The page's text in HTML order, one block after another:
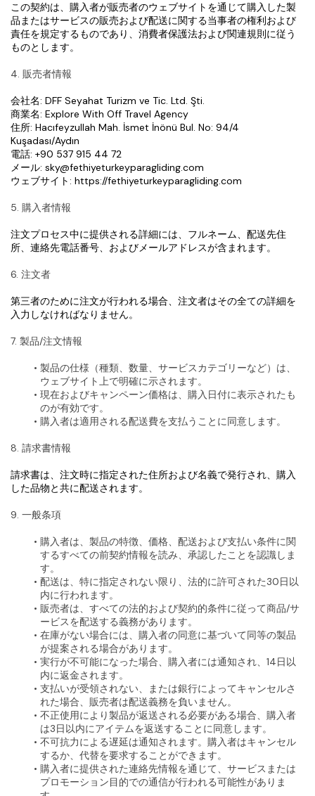
この契約は、購入者が販売者のウェブサイトを通じて購入した製
品またはサービスの販売および配送に関する当事者の権利および
責任を規定するものであり、消費者保護法および関連規則に従う
ものとします。
4. 販売者情報
会社名: DFF Seyahat Turizm ve Tic. Ltd. Şti.
商業名: Explore With Off Travel Agency
住所: Hacıfeyzullah Mah. İsmet İnönü Bul. No: 94/4
Kuşadası/Aydın
電話: +90 537 915 44 72
メール: sky@fethiyeturkeyparagliding.com
ウェブサイト: https://fethiyeturkeyparagliding.com
5. 購入者情報
注文プロセス中に提供される詳細には、フルネーム、配送先住
所、連絡先電話番号、およびメールアドレスが含まれます。
6. 注文者
第三者のために注文が行われる場合、注文者はその全ての詳細を
入力しなければなりません。
7. 製品/注文情報
製品の仕様（種類、数量、サービスカテゴリーなど）は、
ウェブサイト上で明確に示されます。
現在およびキャンペーン価格は、購入日付に表示されたも
のが有効です。
購入者は適用される配送費を支払うことに同意します。
8. 請求書情報
請求書は、注文時に指定された住所および名義で発行され、購入
した品物と共に配送されます。
9. 一般条項
購入者は、製品の特徴、価格、配送および支払い条件に関
するすべての前契約情報を読み、承認したことを認識しま
す。
配送は、特に指定されない限り、法的に許可された30日以
内に行われます。
販売者は、すべての法的および契約的条件に従って商品/サ
ービスを配送する義務があります。
在庫がない場合には、購入者の同意に基づいて同等の製品
が提案される場合があります。
実行が不可能になった場合、購入者には通知され、14日以
内に返金されます。
支払いが受領されない、または銀行によってキャンセルさ
れた場合、販売者は配送義務を負いません。
不正使用により製品が返送される必要がある場合、購入者
は3日以内にアイテムを返送することに同意します。
不可抗力による遅延は通知されます。購入者はキャンセル
するか、代替を要求することができます。
購入者に提供された連絡先情報を通じて、サービスまたは
プロモーション目的での通信が行われる可能性がありま